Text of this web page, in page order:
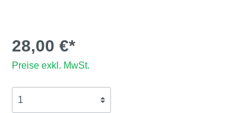
28,00 €*
Preise exkl. MwSt.